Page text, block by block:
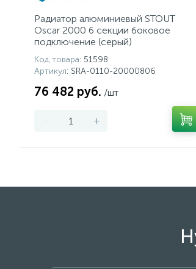
Радиатор алюминиевый STOUT
Oscar 2000 6 секции боковое
подключение (серый)
Код товара: 51598
Артикул: SRA-0110-20000806
76 482 руб. /шт
- +